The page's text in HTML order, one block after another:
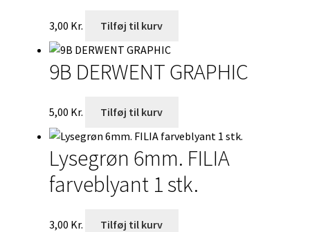
3,00 Kr. Tilføj til kurv
9B DERWENT GRAPHIC
5,00 Kr. Tilføj til kurv
Lysegrøn 6mm. FILIA
farveblyant 1 stk.
3,00 Kr. Tilføj til kurv